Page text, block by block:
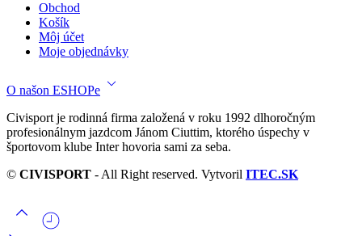
Obchod
Košík
Môj účet
Moje objednávky
O našon ESHOPe
Civisport je rodinná firma založená v roku 1992 dlhoročným
profesionálnym jazdcom Jánom Ciuttim, ktorého úspechy v
športovom klube Inter hovoria sami za seba.
© CIVISPORT - All Right reserved. Vytvoril ITEC.SK